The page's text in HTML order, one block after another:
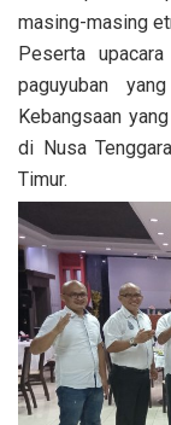
masing-masing
Peserta
paguyuban
Kebangsaan
di Nusa
Timur.